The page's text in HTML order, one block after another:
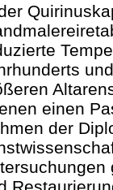
einen
der